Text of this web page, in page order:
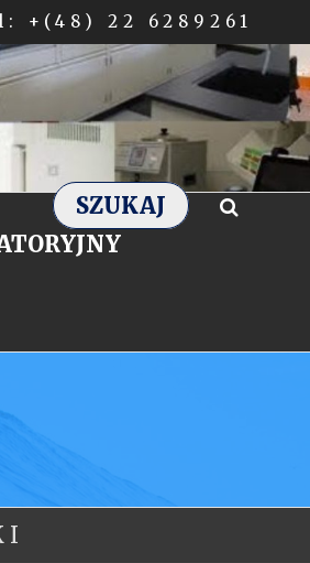
+(48) 22 6289261
SZUKAJ